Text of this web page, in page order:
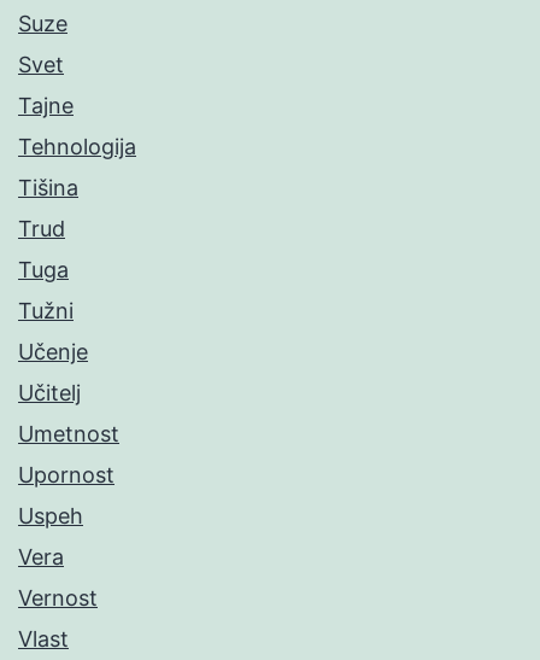
Suze
Svet
Tajne
Tehnologija
Tišina
Trud
Tuga
Tužni
Učenje
Učitelj
Umetnost
Upornost
Uspeh
Vera
Vernost
Vlast